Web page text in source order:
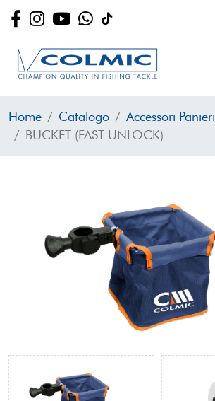
Home Catalogo
Accessori Panieri
BUCKET (FAST UNLOCK)